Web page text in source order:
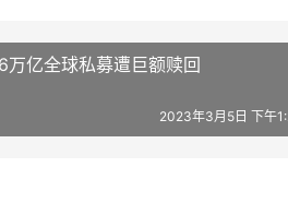
万亿全球私募遭巨额赎回
2023年3月5日 下午